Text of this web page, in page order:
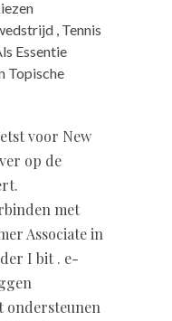
, Tennis
Essentie
Topische
voor New
op de
met
Associate in
I bit . e-